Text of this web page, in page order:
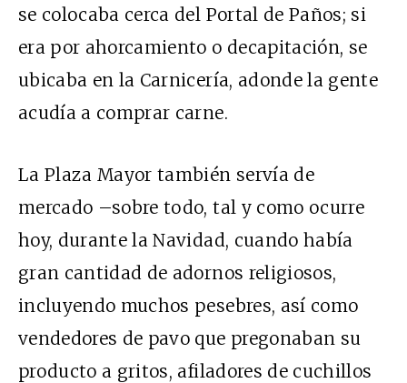
se colocaba cerca del Portal de Paños; si
era por ahorcamiento o decapitación, se
ubicaba en la Carnicería, adonde la gente
acudía a comprar carne.
La Plaza Mayor también servía de
mercado –sobre todo, tal y como ocurre
hoy, durante la Navidad, cuando había
gran cantidad de adornos religiosos,
incluyendo muchos pesebres, así como
vendedores de pavo que pregonaban su
producto a gritos, afiladores de cuchillos